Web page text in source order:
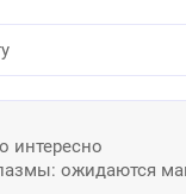
интересно
ожидаются